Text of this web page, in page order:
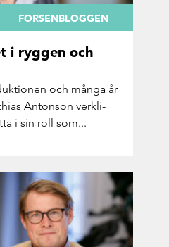
FORSENBLOGGEN
i ryg­gen och
och många år
An­ton­son verk­li­
i sin roll som...